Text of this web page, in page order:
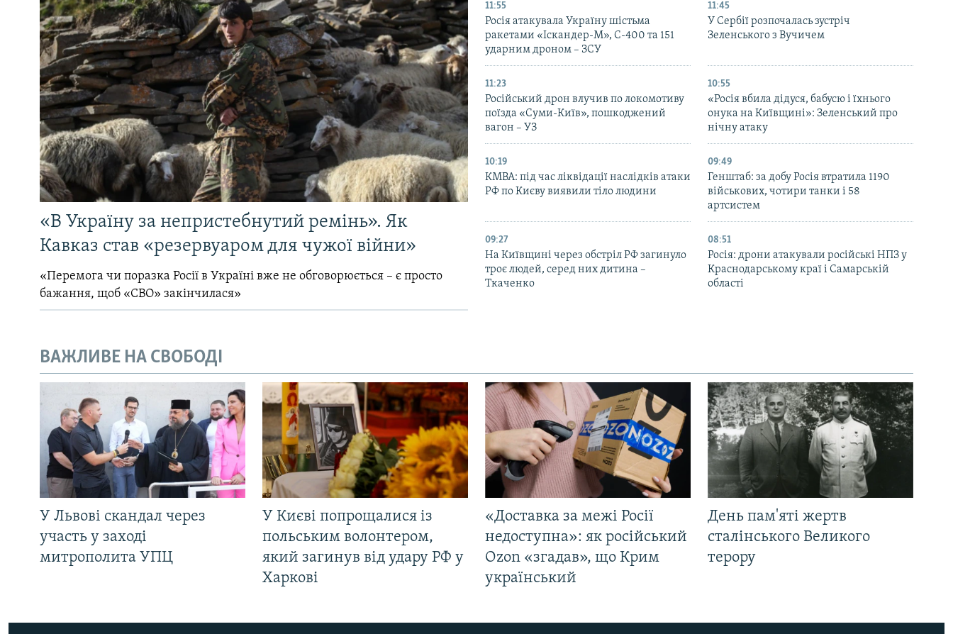
«В Україну за непристебнутий ремінь». Як
Кавказ став «резервуаром для чужої війни»
«Перемога чи поразка Росії в Україні вже не обговорюється – є просто
бажання, щоб «СВО» закінчилася»
11:55
Росія атакувала Україну шістьма
ракетами «Іскандер-М», С-400 та 151
ударним дроном – ЗСУ
11:45
У Сербії розпочалась зустріч
Зеленського з Вучичем
11:23
Російський дрон влучив по локомотиву
поїзда «Суми-Київ», пошкоджений
вагон – УЗ
10:55
«Росія вбила дідуся, бабусю і їхнього
онука на Київщині»: Зеленський про
нічну атаку
10:19
КМВА: під час ліквідації наслідків атаки
РФ по Києву виявили тіло людини
09:49
Генштаб: за добу Росія втратила 1190
військових, чотири танки і 58
артсистем
09:27
На Київщині через обстріл РФ загинуло
троє людей, серед них дитина –
Ткаченко
08:51
Росія: дрони атакували російські НПЗ у
Краснодарському краї і Самарській
області
ВАЖЛИВЕ НА СВОБОДІ
У Львові скандал через
участь у заході
митрополита УПЦ
У Києві попрощалися із
польським волонтером,
який загинув від удару РФ у
Харкові
«Доставка за межі Росії
недоступна»: як російський
Ozon «згадав», що Крим
український
День пам'яті жертв
сталінського Великого
терору